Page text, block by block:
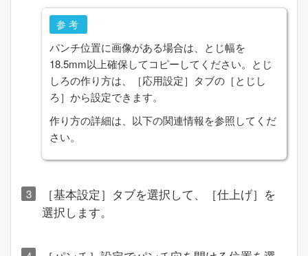
参考
パンチ位置に画像がある場合は、とじ幅を
18.5mm以上確保してコピーしてください。とじ
しろの作り⽅は、［応用設定］タブの［とじし
ろ］から設定できます。
作り⽅の詳細は、以下の関連情報を参照してくだ
さい。
［基本設定］タブを選択して、［仕上げ］を
選択します。